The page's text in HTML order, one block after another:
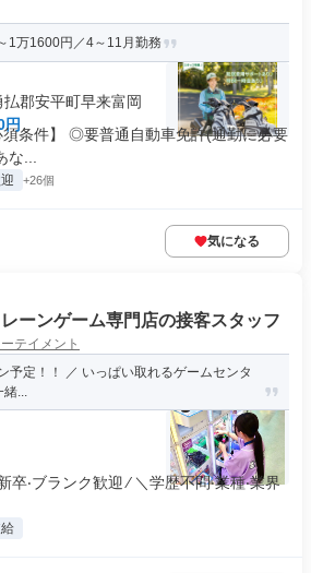
1万1600円／4～11月勤務
郡安平町早来富岡
円
条件】 ◎要普通自動車免許(通勤に必要
...
+26個
気になる
レーンゲーム専門店の接客スタッフ
テイメント
予定！！ ／ いっぱい取れるゲームセンタ
緒...
‧ブランク歓迎 ∕ ＼学歴不問‧業種‧業界